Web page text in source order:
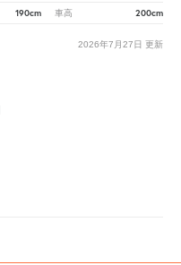
190cm 車高 200cm
2026年7月27日 更新